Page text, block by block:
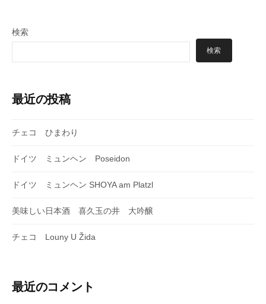
ー
シ
ョ
ン
検索
検索
最近の投稿
チェコ ひまわり
ドイツ ミュンヘン Poseidon
ドイツ ミュンヘン SHOYA am Platzl
美味しい日本酒 喜久玉の井 大吟醸
チェコ Louny U Žida
最近のコメント